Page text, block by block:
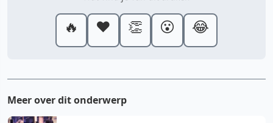
🔥 ❤️ 👏 😮 😂
Meer over dit onderwerp